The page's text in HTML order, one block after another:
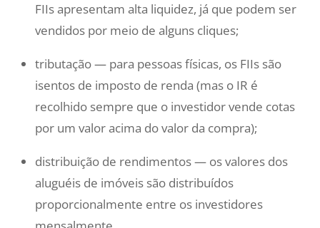
FIIs apresentam alta liquidez, já que podem ser
vendidos por meio de alguns cliques;
tributação — para pessoas físicas, os FIIs são
isentos de imposto de renda (mas o IR é
recolhido sempre que o investidor vende cotas
por um valor acima do valor da compra);
distribuição de rendimentos — os valores dos
aluguéis de imóveis são distribuídos
proporcionalmente entre os investidores